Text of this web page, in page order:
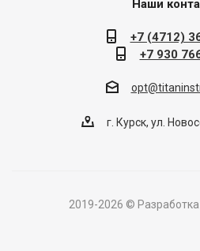
Наши
+7 (4712)
+7 930
г. Курск, ул.
2019-2026 © Разработка